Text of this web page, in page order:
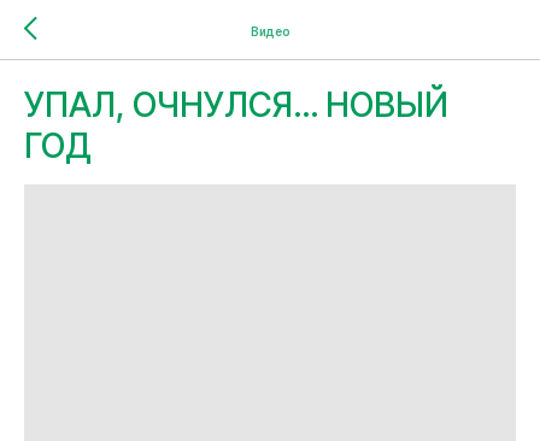
Видео
УПАЛ, ОЧНУЛСЯ… НОВЫЙ
ГОД